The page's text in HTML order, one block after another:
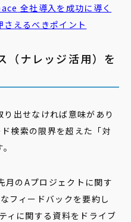
全社導入を成功に導く
えるべきポイント
（ナレッジ活用）を
出せなければ意味があり
検索の限界を超えた「対
月のAプロジェクトに関す
フィードバックを要約し
ィに関する資料をドライブ